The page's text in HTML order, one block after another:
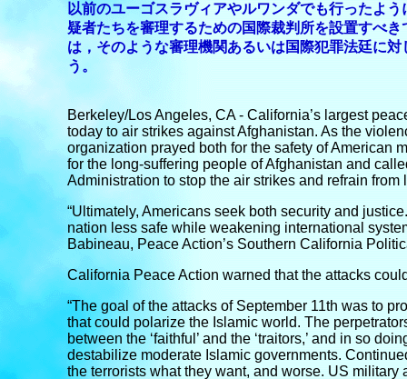
以前のユーゴスラヴィアやルワンダでも行ったよ
疑者たちを審理するための国際裁判所を設置すべ
は，そのような審理機関あるいは国際犯罪法廷に
う。
Berkeley/Los Angeles, CA - California’s largest
today to air strikes against Afghanistan. As the
organization prayed both for the safety of American
for the long-suffering people of Afghanistan and
Administration to stop the air strikes and refrain from
“Ultimately, Americans seek both security and
nation less safe while weakening international
Babineau, Peace Action’s Southern California
California Peace Action warned that the attacks
“The goal of the attacks of September 11th was to
that could polarize the Islamic world. The
between the ‘faithful’ and the ‘traitors,’ and in so
destabilize moderate Islamic governments.
the terrorists what they want, and worse. US military